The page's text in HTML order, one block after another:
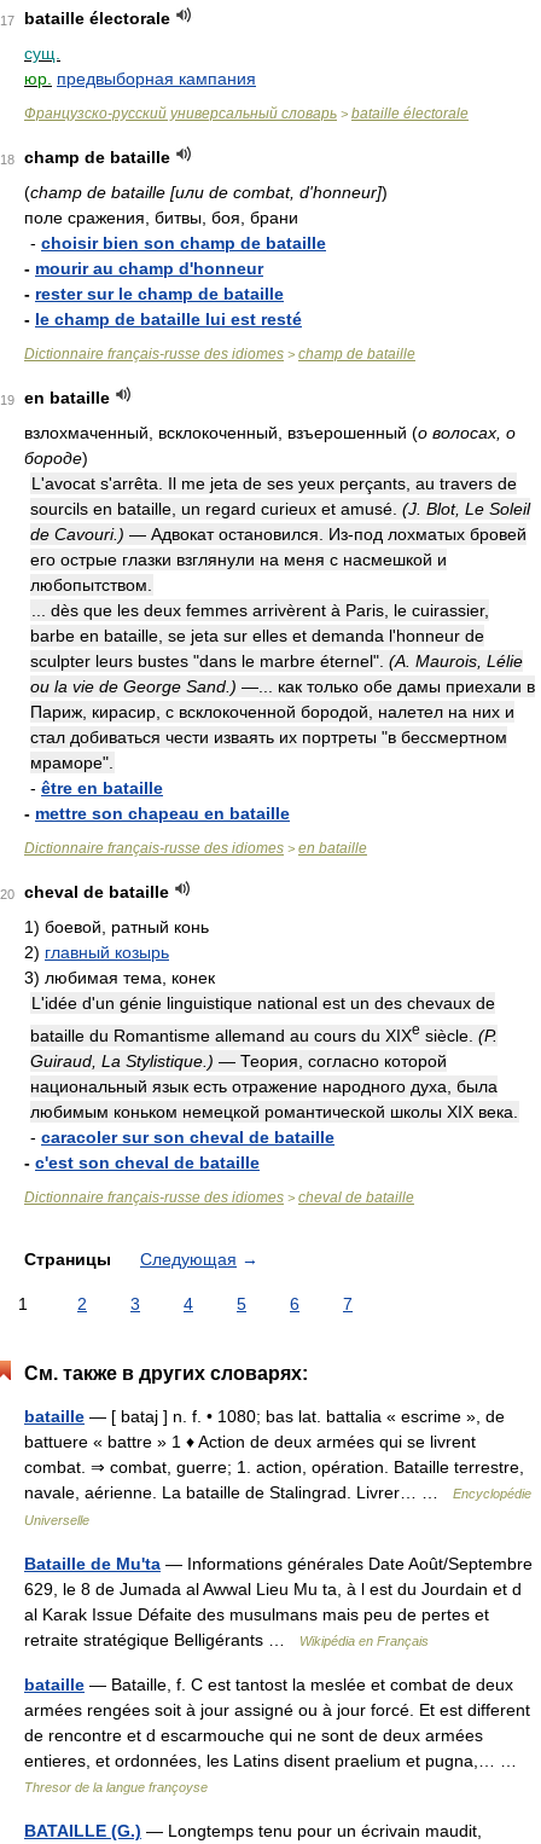
17
bataille électorale
сущ.
юр. предвыборная кампания
Французско-русский универсальный словарь > bataille électorale
18
champ de bataille
(champ de bataille [или de combat, d'honneur])
поле сражения, битвы, боя, брани
- choisir bien son champ de bataille
- mourir au champ d'honneur
- rester sur le champ de bataille
- le champ de bataille lui est resté
Dictionnaire français-russe des idiomes > champ de bataille
19
en bataille
взлохмаченный, всклокоченный, взъерошенный (о волосах, о
бороде)
L'avocat s'arrêta. Il me jeta de ses yeux perçants, au travers de
sourcils en bataille, un regard curieux et amusé. (J. Blot, Le Soleil
de Cavouri.) — Адвокат остановился. Из-под лохматых бровей
его острые глазки взглянули на меня с насмешкой и
любопытством.
... dès que les deux femmes arrivèrent à Paris, le cuirassier,
barbe en bataille, se jeta sur elles et demanda l'honneur de
sculpter leurs bustes "dans le marbre éternel". (A. Maurois, Lélie
ou la vie de George Sand.) —... как только обе дамы приехали в
Париж, кирасир, с всклокоченной бородой, налетел на них и
стал добиваться чести изваять их портреты "в бессмертном
мраморе".
- être en bataille
- mettre son chapeau en bataille
Dictionnaire français-russe des idiomes > en bataille
20
cheval de bataille
1) боевой, ратный конь
2) главный козырь
3) любимая тема, конек
L'idée d'un génie linguistique national est un des chevaux de
bataille du Romantisme allemand au cours du XIXe siècle. (P.
Guiraud, La Stylistique.) — Теория, согласно которой
национальный язык есть отражение народного духа, была
любимым коньком немецкой романтической школы XIX века.
- caracoler sur son cheval de bataille
- c'est son cheval de bataille
Dictionnaire français-russe des idiomes > cheval de bataille
Страницы Следующая →
1 2 3 4 5 6 7
См. также в других словарях:
bataille — [ bataj ] n. f. • 1080; bas lat. battalia « escrime », de
battuere « battre » 1 ♦ Action de deux armées qui se livrent
combat. ⇒ combat, guerre; 1. action, opération. Bataille terrestre,
navale, aérienne. La bataille de Stalingrad. Livrer… …
Encyclopédie
Universelle
Bataille de Mu'ta — Informations générales Date Août/Septembre
629, le 8 de Jumada al Awwal Lieu Mu ta, à l est du Jourdain et d
al Karak Issue Défaite des musulmans mais peu de pertes et
retraite stratégique Belligérants …
Wikipédia en Français
bataille — Bataille, f. C est tantost la meslée et combat de deux
armées rengées soit à jour assigné ou à jour forcé. Et est different
de rencontre et d escarmouche qui ne sont de deux armées
entieres, et ordonnées, les Latins disent praelium et pugna,… …
Thresor de la langue françoyse
BATAILLE (G.) — Longtemps tenu pour un écrivain maudit,